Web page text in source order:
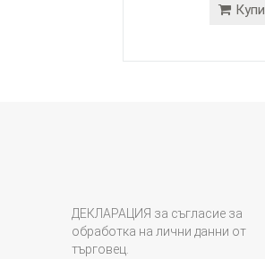
Купи
ДЕКЛАРАЦИЯ за съгласие за
обработка на лични данни от
търговец.